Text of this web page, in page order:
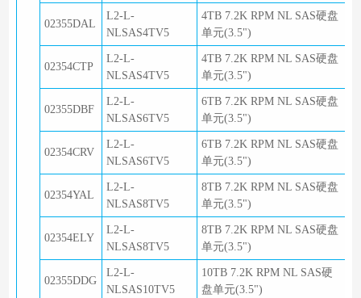
02355DAL
L2-L-
NLSAS4TV5
4TB 7.2K RPM NL SAS硬盘
单元(3.5")
02354CTP
L2-L-
NLSAS4TV5
4TB 7.2K RPM NL SAS硬盘
单元(3.5")
02355DBF
L2-L-
NLSAS6TV5
6TB 7.2K RPM NL SAS硬盘
单元(3.5")
02354CRV
L2-L-
NLSAS6TV5
6TB 7.2K RPM NL SAS硬盘
单元(3.5")
02354YAL
L2-L-
NLSAS8TV5
8TB 7.2K RPM NL SAS硬盘
单元(3.5")
02354ELY
L2-L-
NLSAS8TV5
8TB 7.2K RPM NL SAS硬盘
单元(3.5")
02355DDG
L2-L-
NLSAS10TV5
10TB 7.2K RPM NL SAS硬
盘单元(3.5")